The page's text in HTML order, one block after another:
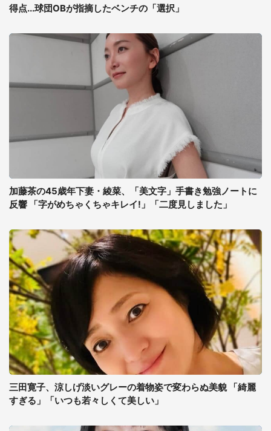
得点...球団OBが指摘したベンチの「選択」
加藤茶の45歳年下妻・綾菜、「美文字」手書き勉強ノートに
反響 「字がめちゃくちゃキレイ!」「二度見しました」
三田寛子、涼しげ淡いグレーの着物姿で変わらぬ美貌 「綺麗
すぎる」「いつも若々しくて美しい」